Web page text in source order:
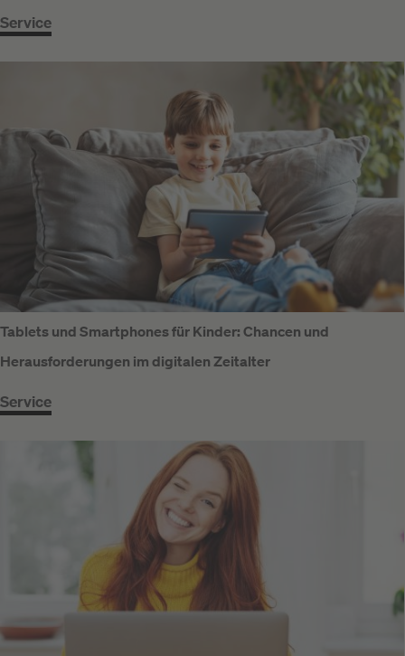
Service
Tablets und Smartphones für Kinder: Chancen und
Herausforderungen im digitalen Zeitalter
Service